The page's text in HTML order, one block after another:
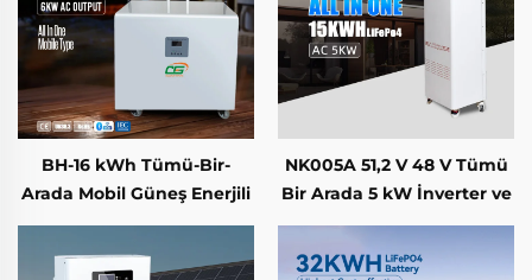
BH-16 kWh Tümü-Bir-
Arada Mobil Güneş Enerjili
Taşınabilir Güç İstasyonu,
LiFePO4 Akü (5 kWh–16
NK005A 51,2 V 48 V Tümü
Bir Arada 5 kW İnverter ve
15 kWh 300 Ah LifePo4 Pil
Güneş Enerjisi Ev Enerji